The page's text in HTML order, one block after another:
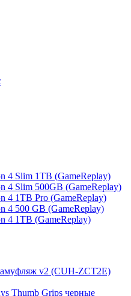
4 Slim 1TB (GameReplay)
4 Slim 500GB (GameReplay)
4 1TB Pro (GameReplay)
4 500 GB (GameReplay)
4 1TB (GameReplay)
v2 (CUH-ZCT2E)
Thumb Grips черные